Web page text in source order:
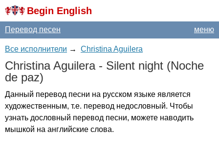
Begin English
меню
Перевод песен
Все исполнители → Christina Aguilera
Christina Aguilera- Silent night (Noche
de paz)
Данный перевод песни на русском языке является
художественным, т.е. перевод недословный. Чтобы
узнать дословный перевод песни, можете наводить
мышкой на английские слова.